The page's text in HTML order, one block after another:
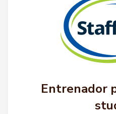
Entrenador